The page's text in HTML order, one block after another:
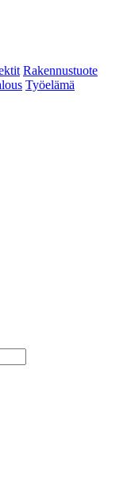
Rakennustuote
Työelämä